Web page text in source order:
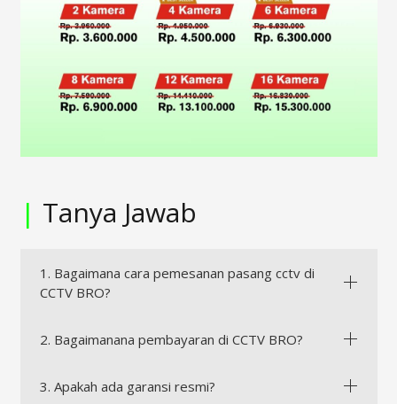
| Tanya Jawab
1. Bagaimana cara pemesanan pasang cctv di
CCTV BRO?
2. Bagaimanana pembayaran di CCTV BRO?
3. Apakah ada garansi resmi?